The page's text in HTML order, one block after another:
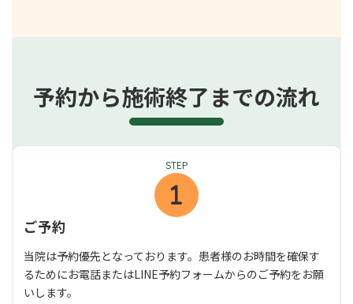
予約から施術終了までの流れ
STEP
ご予約
当院は予約優先となっております。患者様のお時間を確保す
るためにお電話またはLINE予約フォームからのご予約をお願
いします。